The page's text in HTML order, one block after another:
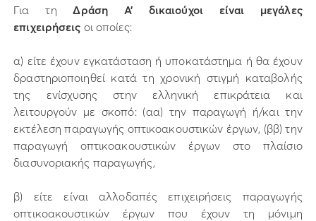
Για τηΔράση Α’ δικαιούχοι είναι μεγάλες
επιχειρήσεις οι οποίες:
α) είτε έχουν εγκατάσταση ή υποκατάστημα ή θα έχουν
δραστηριοποιηθεί κατά τη χρονική στιγμή καταβολής
της ενίσχυσης στην ελληνική επικράτεια και
λειτουργούν με σκοπό: (αα) την παραγωγή ή/και την
εκτέλεση παραγωγής οπτικοακουστικών έργων, (ββ) την
παραγωγή οπτικοακουστικών έργων στο πλαίσιο
διασυνοριακής παραγωγής,
β) είτε είναι αλλοδαπές επιχειρήσεις παραγωγής
οπτικοακουστικών έργων που έχουν τη μόνιμη